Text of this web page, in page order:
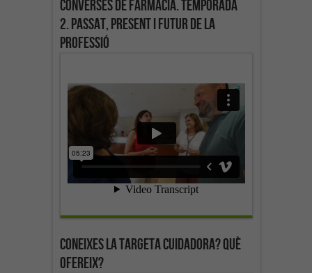
Converses de farmàcia. Temporada
2. Passat, present i futur de la
professió
Coneixes la targeta cuidadora? Què
ofereix?